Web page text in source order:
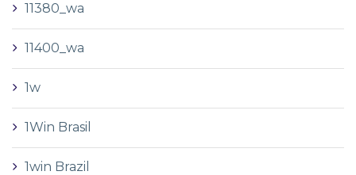
11380_wa
11400_wa
1w
1Win Brasil
1win Brazil